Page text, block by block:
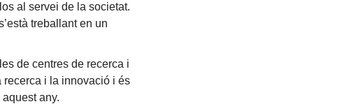
al servei de la societat.
treballant en un
de centres de recerca i
recerca i la innovació i és
any.